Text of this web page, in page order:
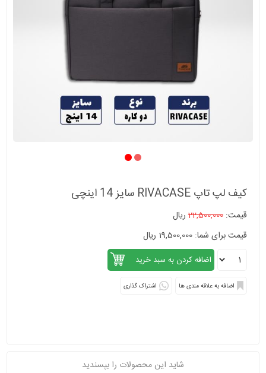
کیف لپ تاپ RIVACASE سایز 14 اینچی
قیمت:22,500,000ریال
قیمت برای شما: 19,500,000 ریال
اشتراک گذاری
شاید این محصولات را بپسندید